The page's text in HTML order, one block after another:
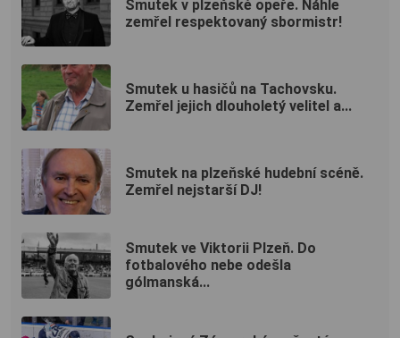
Smutek v plzeňské opeře. Náhle
zemřel respektovaný sbormistr!
Smutek u hasičů na Tachovsku.
Zemřel jejich dlouholetý velitel a...
Smutek na plzeňské hudební scéně.
Zemřel nejstarší DJ!
Smutek ve Viktorii Plzeň. Do
fotbalového nebe odešla
gólmanská...